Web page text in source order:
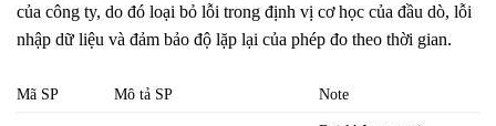
của công ty, do đó loại bỏ lỗi trong định vị cơ học của đầu dò, lỗi
nhập dữ liệu và đảm bảo độ lặp lại của phép đo theo thời gian.
Mã SP Mô tả SP Note